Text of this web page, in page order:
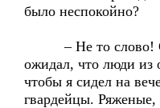
было неспокойно?
– Не то слово!
ожидал, что люди из
чтобы я сидел на
гвардейцы. Ряженые,